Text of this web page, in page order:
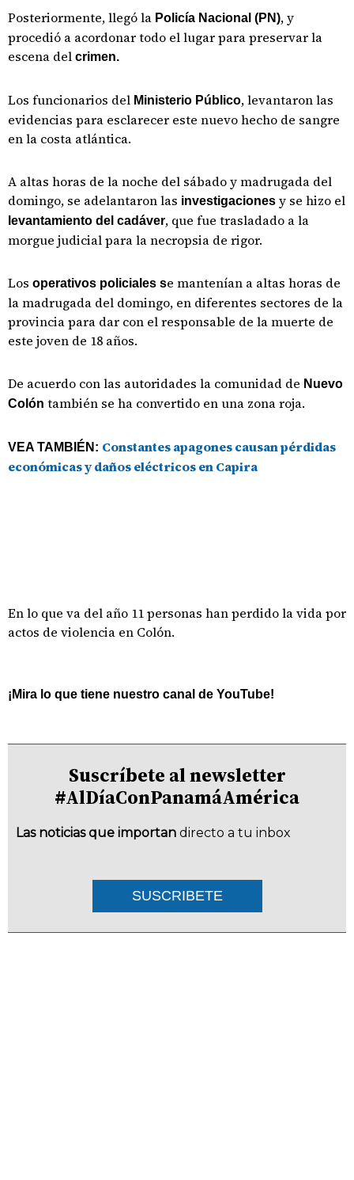
Posteriormente, llegó la Policía Nacional (PN), y
procedió a acordonar todo el lugar para preservar la
escena del crimen.
Los funcionarios del Ministerio Público, levantaron las
evidencias para esclarecer este nuevo hecho de sangre
en la costa atlántica.
A altas horas de la noche del sábado y madrugada del
domingo, se adelantaron las investigaciones y se hizo el
levantamiento del cadáver, que fue trasladado a la
morgue judicial para la necropsia de rigor.
Los operativos policiales se mantenían a altas horas de
la madrugada del domingo, en diferentes sectores de la
provincia para dar con el responsable de la muerte de
este joven de 18 años.
De acuerdo con las autoridades la comunidad de Nuevo
Colón también se ha convertido en una zona roja.
VEA TAMBIÉN: Constantes apagones causan pérdidas
económicas y daños eléctricos en Capira
En lo que va del año 11 personas han perdido la vida por
actos de violencia en Colón.
¡Mira lo que tiene nuestro canal de YouTube!
Suscríbete al newsletter
#AlDíaConPanamáAmérica
Las noticias que importan directo a tu inbox
SUSCRIBETE